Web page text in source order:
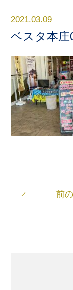
2021.03.09
ベスタ本庄
前